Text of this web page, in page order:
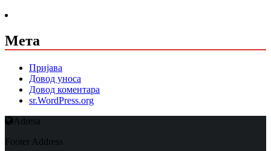
Мета
Пријава
Довод уноса
Довод коментара
sr.WordPress.org
Adresa
Footer Address